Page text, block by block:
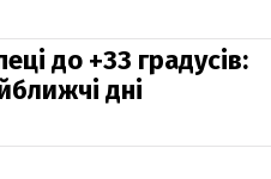
до +33 градусів:
дні